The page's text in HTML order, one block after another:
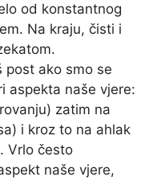
od konstantnog
Na kraju, čisti i
post ako smo se
aspekta naše vjere:
zatim na
i kroz to na ahlak
Vrlo često
naše vjere,